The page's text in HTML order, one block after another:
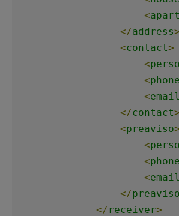
<
</address>
<contact>
<
<
<
</contact>
<preaviso>
<
<
<
</preaviso
</ receiver>